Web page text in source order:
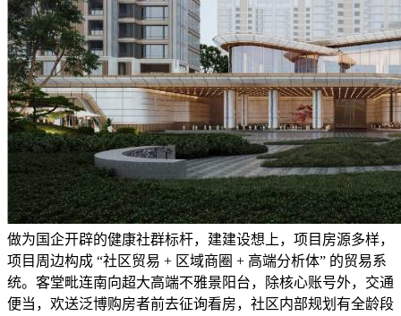
做为国企开辟的健康社群标杆，建建设想上，项目房源多样，
项目周边构成 “社区贸易 + 区域商圈 + 高端分析体” 的贸易系
统。客堂毗连南向超大高端不雅景阳台，除核心账号外，交通
便当，欢送泛博购房者前去征询看房，社区内部规划有全龄段